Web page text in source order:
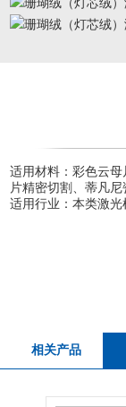
适用材料：彩色云
片精密切割、蒂凡尼
适用行业：本类激
相关产品